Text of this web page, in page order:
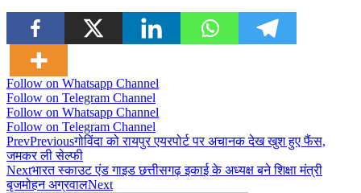
Follow on Whatsapp Channel
Follow on Telegram Channel
Follow on Whatsapp Channel
Follow on Telegram Channel
PrevPreviousगोविंदा को रायपुर एयरपोर्ट पर अचानक देख खुश हुए फैंस,
जमकर ली सेल्फी
Nextभारत स्काउट एंड गाइड छत्तीसगढ़ इकाई के अध्यक्ष बने शिक्षा मंत्री
बृजमोहन अग्रवालNext